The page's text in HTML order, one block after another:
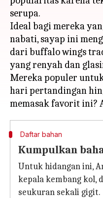
serupa.
Ideal bagi mereka
nabati, sayap ini
dari buffalo wings
yang renyah dan
Mereka populer
hari pertandingan
Daftar bahan
Kumpulkan
Untuk hidangan ini,
kepala kembang kol,
seukuran sekali gigit.